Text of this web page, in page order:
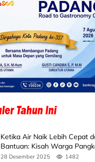
Ketika Air Naik Lebih Cepat
Bantuan: Kisah Warga
Koto Baru Bertahan di Tengah
28 Desember 2025 1482